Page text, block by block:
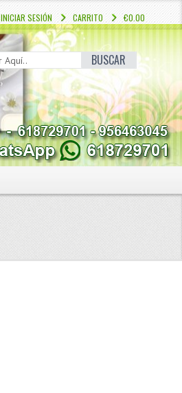
€0.00
CARRITO
INICIAR SESIÓN
BUSCAR